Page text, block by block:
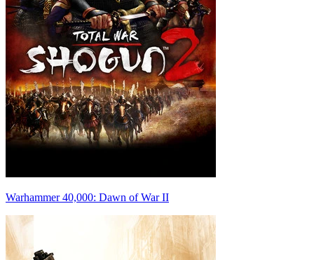
Warhammer 40,000: Dawn of War II